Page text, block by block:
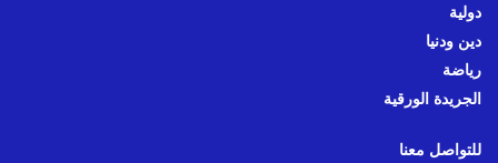
دولية
دين ودنيا
رياضة
الجريدة الورقية
للتواصل معنا